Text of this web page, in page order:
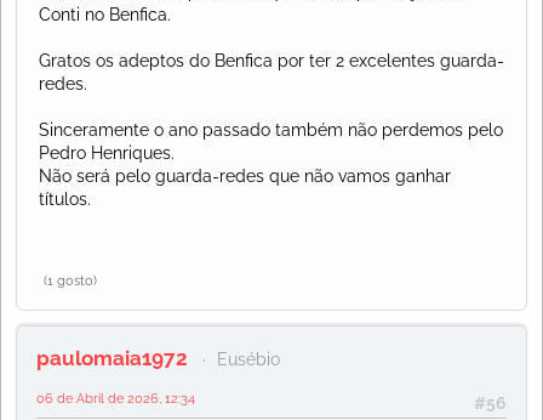
Conti no Benfica.
Gratos os adeptos do Benfica por ter 2 excelentes guarda-
redes.
Sinceramente o ano passado também não perdemos pelo
Pedro Henriques.
Não será pelo guarda-redes que não vamos ganhar
títulos.
(1 gosto)
paulomaia1972 Eusébio
#56
06 de Abril de 2026, 12:34